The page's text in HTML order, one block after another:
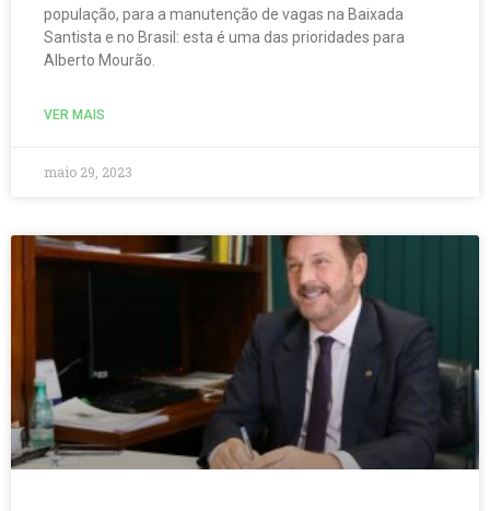
população, para a manutenção de vagas na Baixada
Santista e no Brasil: esta é uma das prioridades para
Alberto Mourão.
VER MAIS
maio 29, 2023